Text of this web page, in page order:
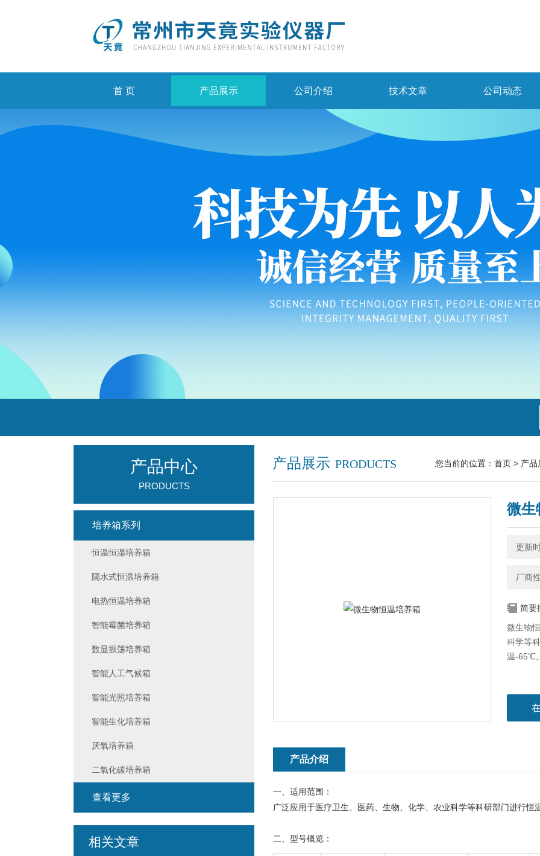
首 页 产品展示 公司介绍 技术文章 公司动态
产品展示 PRODUCTS 您当前的位置： 首页 > 产品
微生
更新
厂商
简要
微生物
科学等
温-65℃。
产品介绍
一、适用范围：
广泛应用于医疗卫生、医药、生物、化学、农业科学等科研部门进行恒
二、型号概览：
产品中心
PRODUCTS
培养箱系列
恒温恒湿培养箱
隔水式恒温培养箱
电热恒温培养箱
智能霉菌培养箱
数显振荡培养箱
智能人工气候箱
智能光照培养箱
智能生化培养箱
厌氧培养箱
二氧化碳培养箱
查看更多
相关文章